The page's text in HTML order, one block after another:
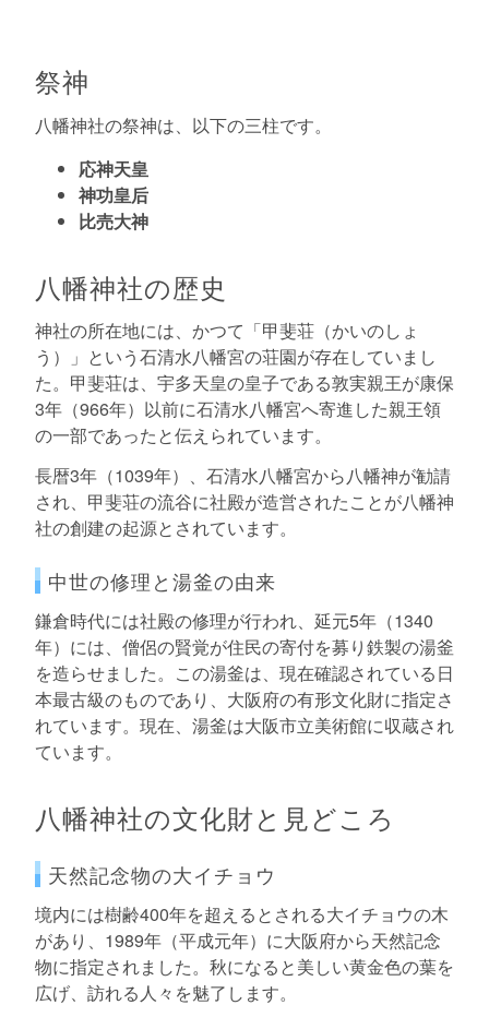
祭神
八幡神社の祭神は、以下の三柱です。
応神天皇
神功皇后
比売大神
八幡神社の歴史
神社の所在地には、かつて「甲斐荘（かいのしょ
う）」という石清水八幡宮の荘園が存在していまし
た。甲斐荘は、宇多天皇の皇子である敦実親王が康保
3年（966年）以前に石清水八幡宮へ寄進した親王領
の一部であったと伝えられています。
長暦3年（1039年）、石清水八幡宮から八幡神が勧請
され、甲斐荘の流谷に社殿が造営されたことが八幡神
社の創建の起源とされています。
中世の修理と湯釜の由来
鎌倉時代には社殿の修理が行われ、延元5年（1340
年）には、僧侶の賢覚が住民の寄付を募り鉄製の湯釜
を造らせました。この湯釜は、現在確認されている日
本最古級のものであり、大阪府の有形文化財に指定さ
れています。現在、湯釜は大阪市立美術館に収蔵され
ています。
八幡神社の文化財と見どころ
天然記念物の大イチョウ
境内には樹齢400年を超えるとされる大イチョウの木
があり、1989年（平成元年）に大阪府から天然記念
物に指定されました。秋になると美しい黄金色の葉を
広げ、訪れる人々を魅了します。